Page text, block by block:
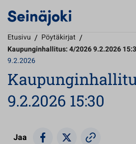
Etusivu / Pöytäkirjat /
Kaupunginhallitus: 4/2026 9.2.2026
9.2.2026
9.2.2026 15:30
Jaa